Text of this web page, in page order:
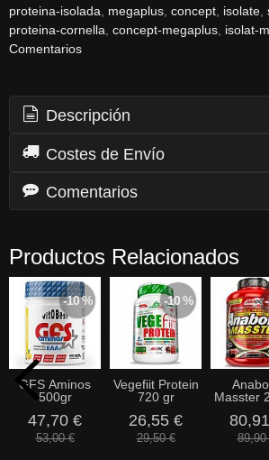
proteina-isolada
megaplus concept isolate
proteina-cornella concept-megaplus isolat-
Comentarios
Descripción
Costes de Envío
Comentarios
Productos Relacionados
-10 %
GFS Aminos
500gr
47,70 €
53,00 €
-10 %
Vegefiit Protein
720 gr
26,55 €
29,50 €
Masster
89,90